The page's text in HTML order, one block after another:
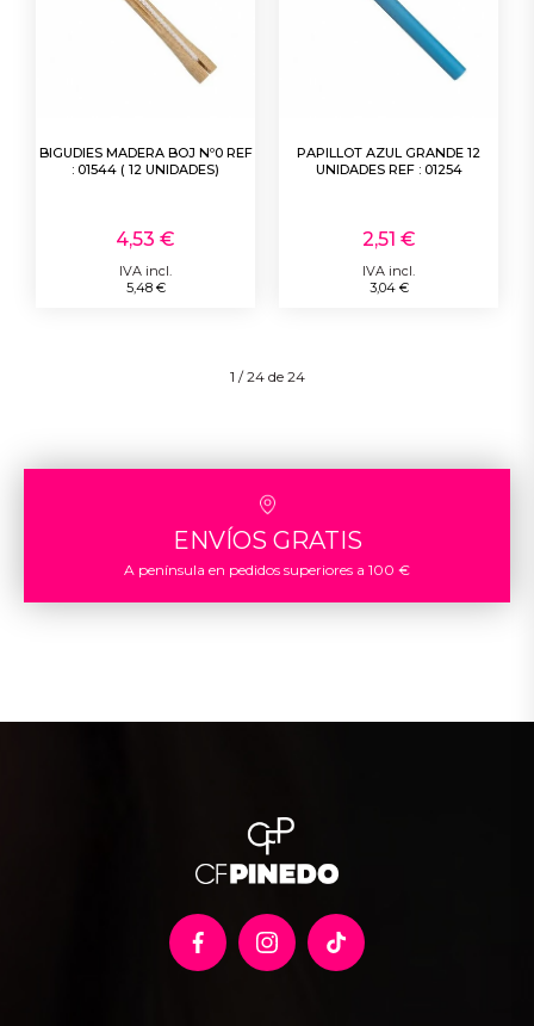
BIGUDIES MADERA BOJ Nº0 REF
: 01544 ( 12 UNIDADES)
4,53 €
IVA incl.
5,48 €
PAPILLOT AZUL GRANDE 12
UNIDADES REF : 01254
2,51 €
IVA incl.
3,04 €
1 / 24 de 24
ENVÍOS GRATIS
A península en pedidos superiores a 100 €